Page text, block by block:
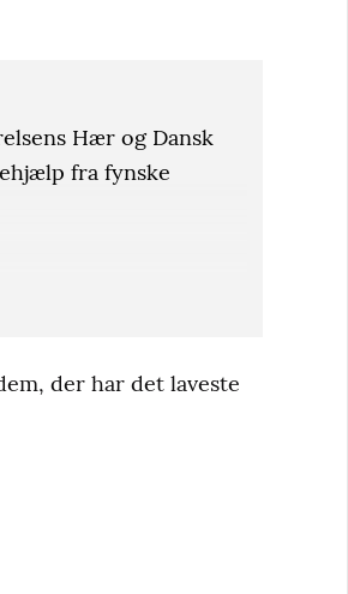
Hær og Dansk
fra fynske
blevet samlet mellem
der har det laveste